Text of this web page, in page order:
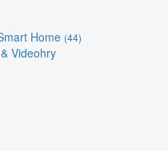
Home (44)
Videohry